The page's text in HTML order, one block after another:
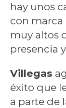
hay unos
con
muy altos
presencia
Villegas
éxito que
a parte de